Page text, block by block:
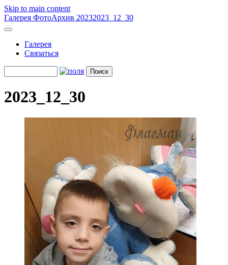
Skip to main content
Галерея ФотоАрхив 20232023_12_30
Галерея
Связаться
2023_12_30